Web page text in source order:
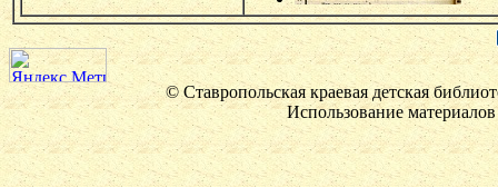
© Ставропольская краевая детская
Использование